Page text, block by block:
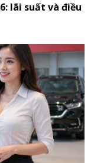
lãi suất và điều